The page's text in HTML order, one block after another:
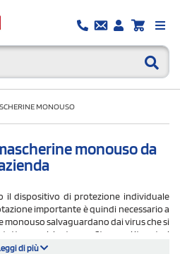
MONOUSO
monouso da
il dispositivo di protezione individuale
importante è quindi necessario a
monouso salvaguardano dai virus che si
ravvicinato: su Stampasi.it potrai
monouso pediatriche per bambini
di più